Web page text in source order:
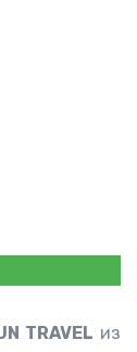
TRAVEL из